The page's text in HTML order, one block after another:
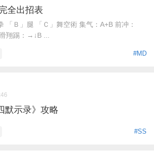
全出招表
「Ｂ」腿 「Ｃ」舞空術 集气：A+B 前冲：
踢：→↓B ...
#MD
默示录》攻略
#SS